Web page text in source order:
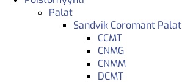
Palat
Sandvik Coromant Palat
CCMT
CNMG
CNMM
DCMT